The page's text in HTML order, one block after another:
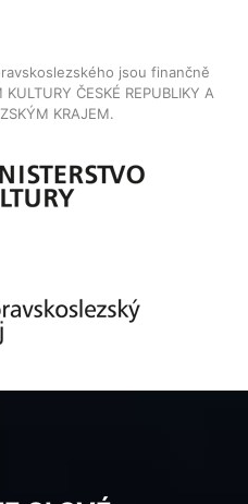
jsou finančně
ČESKÉ REPUBLIKY A
KRAJEM.